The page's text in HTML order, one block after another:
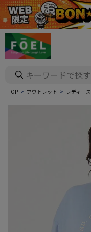
TOP アウトレット レディース